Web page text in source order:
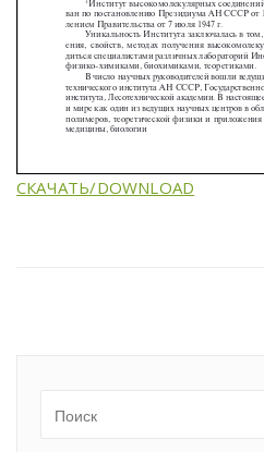
СКАЧАТЬ/DOWNLOAD